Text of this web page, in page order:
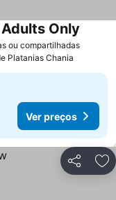
ou compartilhadasVer
Only
Platanias Chania
Ver preços
Partilhar